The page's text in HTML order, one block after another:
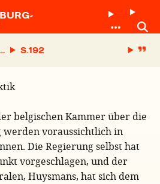
der Taktik
S.
belgischen Kammer über die
voraussichtlich in
Die Regierung selbst hat
vorgeschlagen, und der
Huysmans, hat sich dem